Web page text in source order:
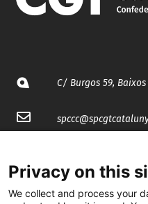
C/ Burgos 59,
spccc@
@CGTCatalunya
Privacy on this
We collect and process your